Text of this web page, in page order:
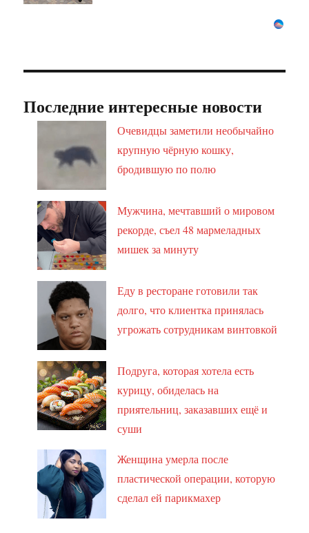
Последние интересные новости
Очевидцы заметили необычайно
крупную чёрную кошку,
бродившую по полю
Мужчина, мечтавший о мировом
рекорде, съел 48 мармеладных
мишек за минуту
Еду в ресторане готовили так
долго, что клиентка принялась
угрожать сотрудникам винтовкой
Подруга, которая хотела есть
курицу, обиделась на
приятельниц, заказавших ещё и
суши
Женщина умерла после
пластической операции, которую
сделал ей парикмахер